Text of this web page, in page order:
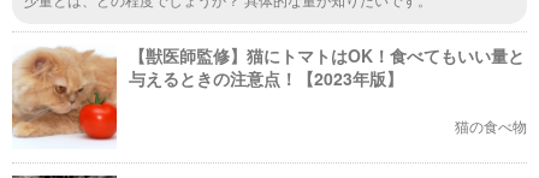
【獣医師監修】猫にトマトはOK！食べてもいい量と
与えるときの注意点！【2023年版】
猫の食べ物